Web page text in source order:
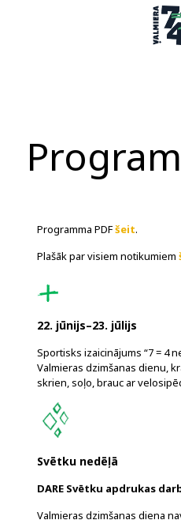
Programma PDFšeit.
Plašāk par visiem notikumiem
22. jūnijs–23. jūlijs
Sportisks izaicinājums “7 = 4
Valmieras dzimšanas dienu,
skrien, soļo, brauc ar
Svētku nedēļā
DARE Svētku apdrukas
Valmieras dzimšanas diena